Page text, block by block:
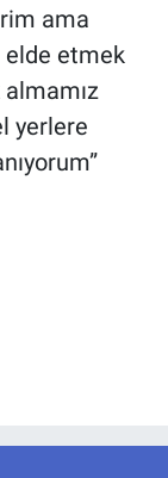
ama
etmek
yerlere